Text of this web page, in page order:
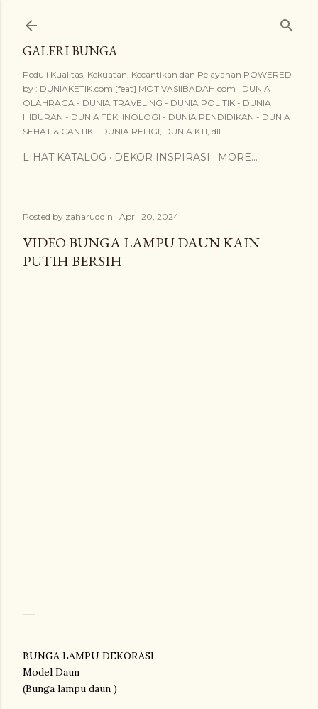
GALERI BUNGA
Peduli Kualitas, Kekuatan, Kecantikan dan Pelayanan POWERED
by : DUNIAKETIK.com [feat] MOTIVASIIBADAH.com | DUNIA
OLAHRAGA - DUNIA TRAVELING - DUNIA POLITIK - DUNIA
HIBURAN - DUNIA TEKHNOLOGI - DUNIA PENDIDIKAN - DUNIA
SEHAT & CANTIK - DUNIA RELIGI, DUNIA KTI, dll
LIHAT KATALOG DEKOR INSPIRASI MORE…
Posted by zaharuddin April 20, 2024
VIDEO BUNGA LAMPU DAUN KAIN
PUTIH BERSIH
BUNGA LAMPU DEKORASI
Model Daun
(Bunga lampu daun )